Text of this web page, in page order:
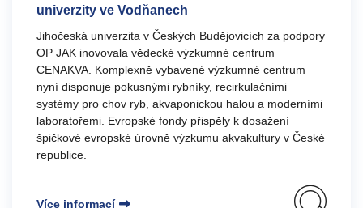
univerzity ve Vodňanech
Jihočeská univerzita v Českých Budějovicích za podpory
OP JAK inovovala vědecké výzkumné centrum
CENAKVA. Komplexně vybavené výzkumné centrum
nyní disponuje pokusnými rybníky, recirkulačními
systémy pro chov ryb, akvaponickou halou a moderními
laboratořemi. Evropské fondy přispěly k dosažení
špičkové evropské úrovně výzkumu akvakultury v České
republice.
Více informací